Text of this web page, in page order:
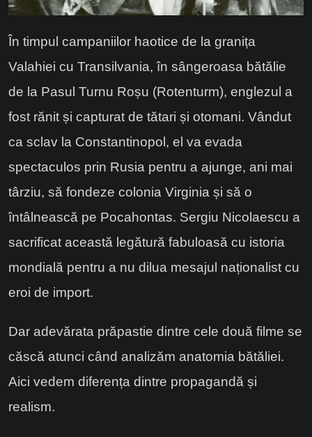
În timpul campaniilor haotice de la granița
Valahiei cu Transilvania, în sângeroasa bătălie
de la Pasul Turnu Roșu (Rotenturm), englezul a
fost rănit și capturat de tătari și otomani. Vândut
ca sclav la Constantinopol, el va evada
spectaculos prin Rusia pentru a ajunge, ani mai
târziu, să fondeze colonia Virginia și să o
întâlnească pe Pocahontas. Sergiu Nicolaescu a
sacrificat această legătură fabuloasă cu istoria
mondială pentru a nu dilua mesajul naționalist cu
eroi de import.
Dar adevărata prăpastie dintre cele două filme se
căscă atunci când analizăm anatomia bătăliei.
Aici vedem diferența dintre propagandă și
realism.